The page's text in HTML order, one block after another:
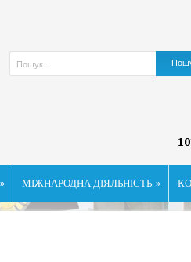
» МІЖНАРОДНА ДІЯЛЬНІСТЬ »